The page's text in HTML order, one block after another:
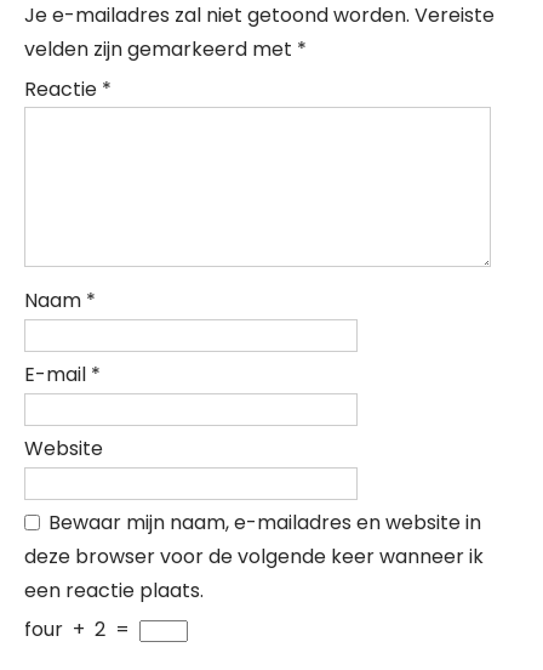
Je e-mailadres zal niet getoond worden. Vereiste
velden zijn gemarkeerd met *
Reactie *
Naam *
E-mail *
Website
Bewaar mijn naam, e-mailadres en website in
deze browser voor de volgende keer wanneer ik
een reactie plaats.
four + 2 =